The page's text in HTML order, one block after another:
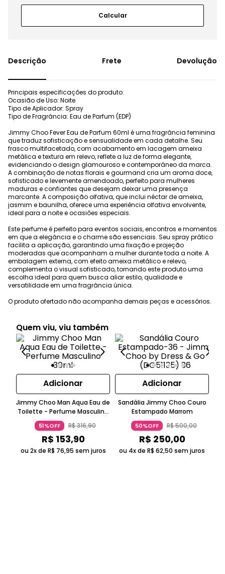
Frete Devolução
Principais especificações do produto:
Ocasião de Uso: Noite
Tipo de Aplicador: Spray
Tipo de Fragrância: Eau de Parfum (EDP)
Jimmy Choo Fever Eau de Parfum 60ml é uma fragrância feminina
que traduz sofisticação e sensualidade em cada detalhe. Seu
frasco multifacetado, com acabamento em lacagem ameixa
metálica e textura em relevo, reflete a luz de forma elegante,
evidenciando o design glamouroso e contemporâneo da marca.
A combinação de notas florais e gourmand cria um aroma doce,
sofisticado e levemente amendoado, perfeito para mulheres
maduras e confiantes que desejam deixar uma presença
marcante. A composição olfativa, que inclui néctar de ameixa,
jasmim e baunilha, oferece uma experiência olfativa envolvente,
ideal para a noite e ocasiões especiais.
Este perfume é perfeito para eventos sociais, encontros e momentos
em que a elegância e o charme são essenciais. Seu spray prático
facilita a aplicação, garantindo uma fixação e projeção
moderadas que acompanham a mulher durante toda a noite. A
embalagem externa, com efeito ameixa metálico e relevo,
complementa o visual sofisticado, tornando este produto uma
escolha ideal para quem busca aliar estilo, qualidade e
versatilidade em uma fragrância única.
O produto ofertado não acompanha demais peças e acessórios.
Quem viu, viu também
Adicionar
Jimmy Choo Man Aqua Eau de
Toilette - Perfume Masculino
30ml
51%OFF R$316,90
R$ 153,90
ou 2x de R$ 76,95 sem juros
Adicionar
Sandália Jimmy Choo Couro
Estampado Marrom
50%OFF R$500,00
R$ 250,00
ou 4x de R$ 62,50 sem juros